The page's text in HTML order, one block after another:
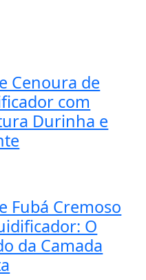
Cenoura de
com
Durinha e
Fubá Cremoso
O
da Camada